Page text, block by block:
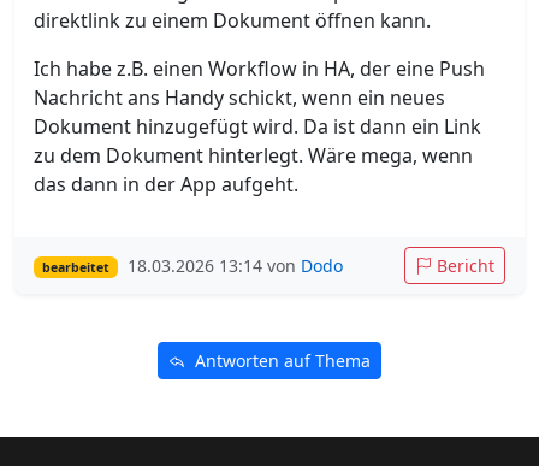
direktlink zu einem Dokument öffnen kann.
Ich habe z.B. einen Workflow in HA, der eine Push
Nachricht ans Handy schickt, wenn ein neues
Dokument hinzugefügt wird. Da ist dann ein Link
zu dem Dokument hinterlegt. Wäre mega, wenn
das dann in der App aufgeht.
bearbeitet 18.03.2026 13:14 von Dodo Bericht
Antworten auf Thema